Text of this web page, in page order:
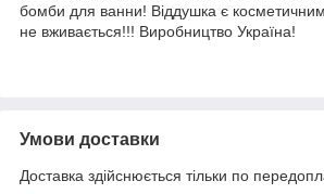
бомби для ванни! Віддушка є
не вживається!!! Виробництво Україна!
Умови доставки
Доставка здійснюється тільки по